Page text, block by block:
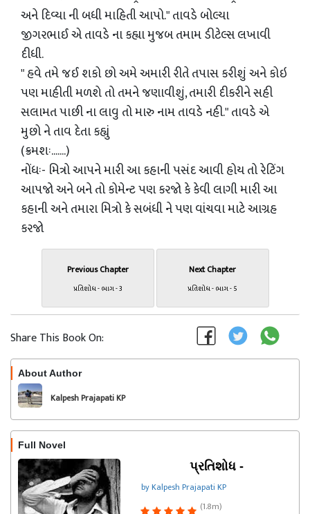
અને દિવ્યા ની બધી માહિતી આપો." તાવડે બોલ્યા
જીગરભાઈ એ તાવડે ના કહ્યા મુજબ તમામ ડીટેલ્સ લખાવી
દીધી.
" હવે તમે જઈ શકો છો અમે અમારી રીતે તપાસ કરીશું અને કોઇ
પણ માહીતી મળશે તો તમને જણાવીશું, તમારી દીકરીને સહી
સલામત પાછી ના લાવુ તો મારુ નામ તાવડે નહી." તાવડે એ
મુછો ને તાવ દેતા કહ્યું
(ક્રમશઃ.......)
નોંધઃ- મિત્રો આપને મારી આ કહાની પસંદ આવી હોય તો રેટિંગ
આપજો અને બને તો કોમેન્ટ પણ કરજો કે કેવી લાગી મારી આ
કહાની અને તમારા મિત્રો કે સબંધી ને પણ વાંચવા માટે આગ્રહ
કરજો
Previous Chapter
પ્રતિશોધ - ભાગ - 3
Next Chapter
પ્રતિશોધ - ભાગ - 5
Share This Book On:
About Author
Kalpesh Prajapati KP
Full Novel
પ્રતિશોધ -
by Kalpesh Prajapati KP
(1.8m)